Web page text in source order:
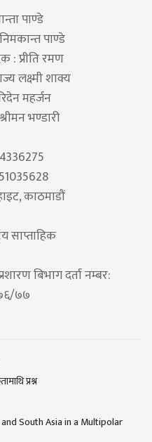
पाण्डे
पाण्डे
: प्रीति रमण
लक्ष्मी शाक्य
महर्जन
भण्डारी
काठमाडौं
साप्ताहिक
बिभाग दर्ता नम्बर:
७७
प्रश्न
South Asia in a Multipolar